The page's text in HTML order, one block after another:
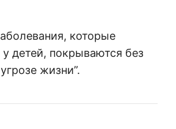
которые
детей, покрываются без
жизни”.